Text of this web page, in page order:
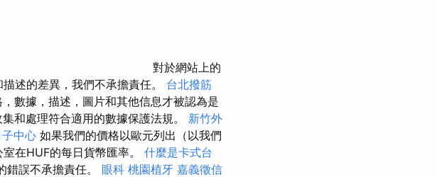
對於網站上的
述的差異，我們不承擔責任。 台北撥筋
數據，描述，圖片和其他信息才被認為是
和處理符合適用的數據保護法規。 新竹外
中心 如果我們的價格以歐元列出（以我們
在HUF的每日貨幣匯率。 什麼是卡式台
錯誤不承擔責任。 眼科 桃園植牙 嘉義徵信